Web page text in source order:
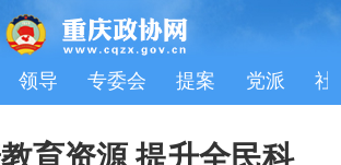
领导 专委会 提案 党派 社
育资源 提升全民科